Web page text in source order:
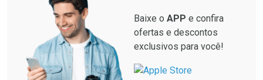
Baixe o APP e confira
ofertas e descontos
exclusivos para você!